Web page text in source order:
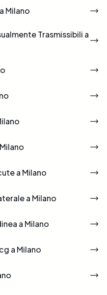
Milano
Trasmissibili a
a Milano
a Milano
a Milano
a Milano